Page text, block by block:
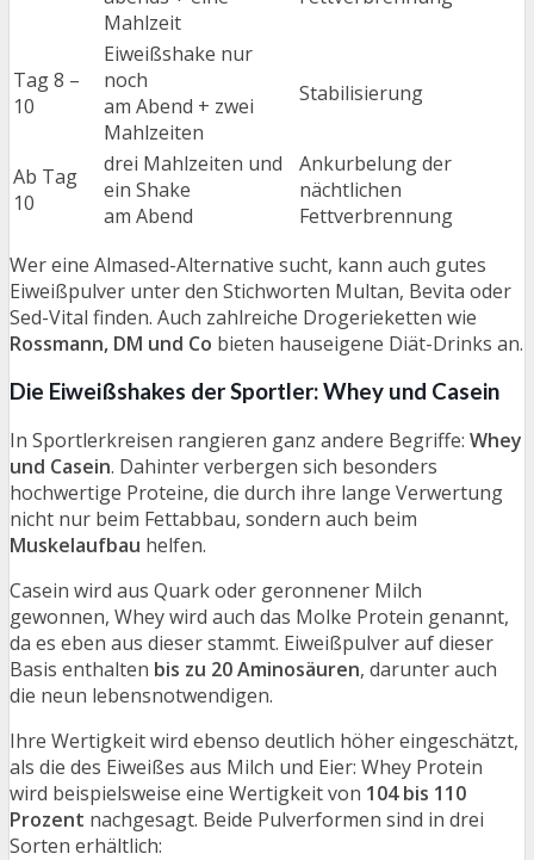
Mahlzeit
Tag 8 –
10
Eiweißshake nur
noch
am Abend + zwei
Mahlzeiten
Stabilisierung
Ab Tag
10
drei Mahlzeiten und
ein Shake
am Abend
Ankurbelung der
nächtlichen
Fettverbrennung
Wer eine Almased-Alternative sucht, kann auch gutes
Eiweißpulver unter den Stichworten Multan, Bevita oder
Sed-Vital finden. Auch zahlreiche Drogerieketten wie
Rossmann, DM und Co bieten hauseigene Diät-Drinks an.
Die Eiweißshakes der Sportler: Whey und Casein
In Sportlerkreisen rangieren ganz andere Begriffe: Whey
und Casein. Dahinter verbergen sich besonders
hochwertige Proteine, die durch ihre lange Verwertung
nicht nur beim Fettabbau, sondern auch beim
Muskelaufbau helfen.
Casein wird aus Quark oder geronnener Milch
gewonnen, Whey wird auch das Molke Protein genannt,
da es eben aus dieser stammt. Eiweißpulver auf dieser
Basis enthalten bis zu 20 Aminosäuren, darunter auch
die neun lebensnotwendigen.
Ihre Wertigkeit wird ebenso deutlich höher eingeschätzt,
als die des Eiweißes aus Milch und Eier: Whey Protein
wird beispielsweise eine Wertigkeit von 104 bis 110
Prozent nachgesagt. Beide Pulverformen sind in drei
Sorten erhältlich: